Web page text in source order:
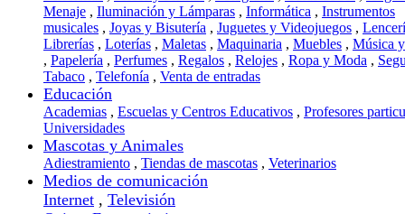
Menaje , Iluminación y Lámparas , Informática , Instrumentos
musicales , Joyas y Bisutería , Juguetes y Videojuegos ,
Librerías , Loterías , Maletas , Maquinaria , Muebles , Música
, Papelería , Perfumes , Regalos , Relojes , Ropa y Moda ,
Tabaco , Telefonía , Venta de entradas
Educación
Academias , Escuelas y Centros Educativos , Profesores
Universidades
Mascotas y Animales
Adiestramiento , Tiendas de mascotas , Veterinarios
Medios de comunicación
Internet , Televisión